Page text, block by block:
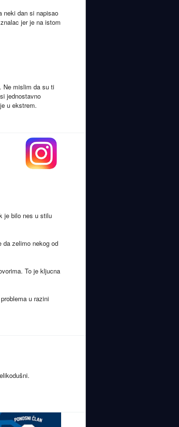
neki dan si napisao
jer je na istom
Ne mislim da su ti
jednostavno
u ekstrem.
je bilo nes u stilu
da zelimo nekog od
To je kljucna
u razini